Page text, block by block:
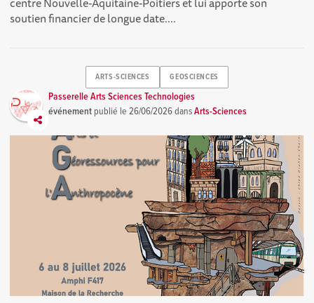
soutien financier de longue date....
ARTS-SCIENCES GEOSCIENCES
Passerelle Arts Sciences Technologies
événement publié le26/06/2026dansArts-Sciences